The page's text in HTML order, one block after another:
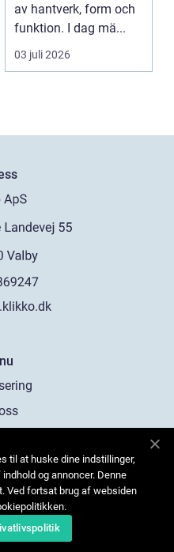
av hantverk, form och
funktion. I dag mä...
03 juli 2026
oss
til at huske dine indstillinger,
og annoncer. Denne
Ved fortsat brug af websiden